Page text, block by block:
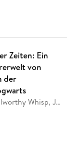
Zeiten: Ein
von
der
Whisp, J.